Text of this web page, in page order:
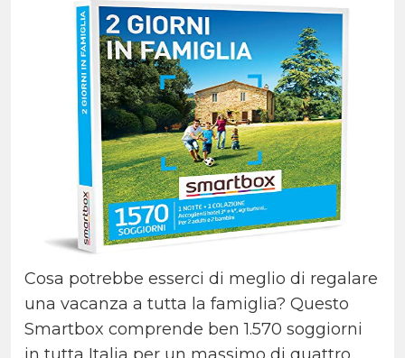
Cosa potrebbe esserci di meglio di regalare
una vacanza a tutta la famiglia? Questo
Smartbox comprende ben 1.570 soggiorni